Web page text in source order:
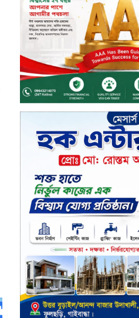
ব্যাটারি
৭আই
করল নতুন
খালেদা
ক্যাশলেস
ইসলামী
কিউআর
সঙ্গে
‘শেখ
গণহত্যার
যাবেন,’
মধ্যরাতে
অগ্নিকাণ্ড
নিরাপদ ও
লেনদেন
বাংলাদেশ